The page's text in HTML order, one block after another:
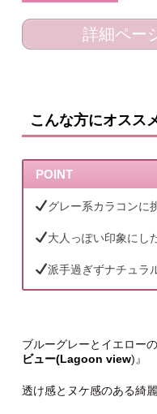
詳細ペー
こんな方にオスス
POINT
グレー系カラコンに
大人っぽい印象にし
派手過ぎずナチュラ
ブルーグレーとイエロー
ビュー(Lagoon view)』
透け感とヌケ感のある綺